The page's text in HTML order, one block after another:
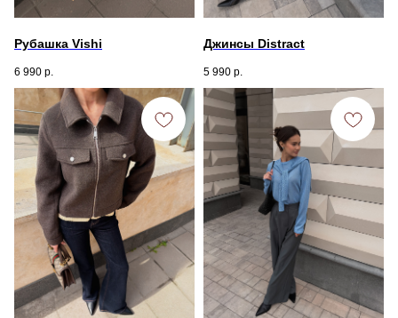
Рубашка Vishi
6 990 р.
Джинсы Distract
5 990 р.